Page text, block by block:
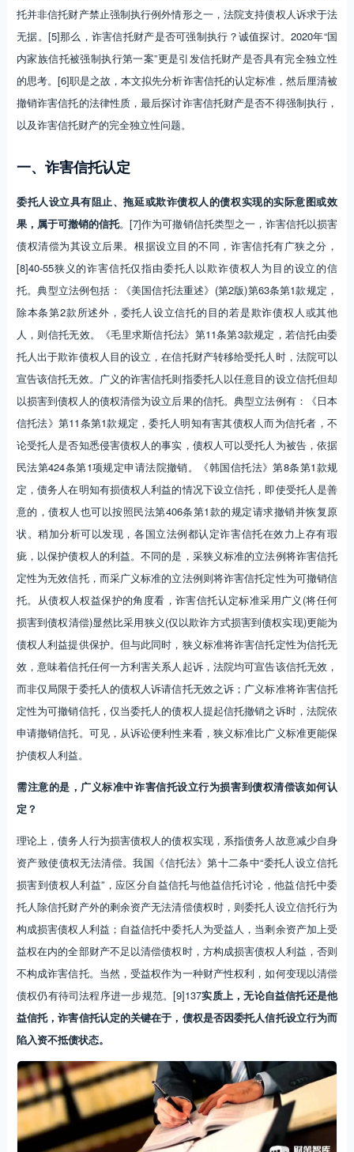
托并非信托财产禁止强制执行例外情形之一，法院支持债权人诉求于法
无据。[5]那么，诈害信托财产是否可强制执行？诚值探讨。2020年“国
内家族信托被强制执行第一案”更是引发信托财产是否具有完全独立性
的思考。[6]职是之故，本文拟先分析诈害信托的认定标准，然后厘清被
撤销诈害信托的法律性质，最后探讨诈害信托财产是否不得强制执行，
以及诈害信托财产的完全独立性问题。
一、诈害信托认定
委托人设立具有阻止、拖延或欺诈债权人的债权实现的实际意图或效
果，属于可撤销的信托。[7]作为可撤销信托类型之一，诈害信托以损害
债权清偿为其设立后果。根据设立目的不同，诈害信托有广狭之分，
[8]40-55狭义的诈害信托仅指由委托人以欺诈债权人为目的设立的信
托。典型立法例包括：《美国信托法重述》(第2版)第63条第1款规定，
除本条第2款所述外，委托人设立信托的目的若是欺诈债权人或其他
人，则信托无效。《毛里求斯信托法》第11条第3款规定，若信托由委
托人出于欺诈债权人目的设立，在信托财产转移给受托人时，法院可以
宣告该信托无效。广义的诈害信托则指委托人以任意目的设立信托但却
以损害到债权人的债权清偿为设立后果的信托。典型立法例有：《日本
信托法》第11条第1款规定，委托人明知有害其债权人而为信托者，不
论受托人是否知悉侵害债权人的事实，债权人可以受托人为被告，依据
民法第424条第1项规定申请法院撤销。《韩国信托法》第8条第1款规
定，债务人在明知有损债权人利益的情况下设立信托，即使受托人是善
意的，债权人也可以按照民法第406条第1款的规定请求撤销并恢复原
状。稍加分析可以发现，各国立法例都认定诈害信托在效力上存有瑕
疵，以保护债权人的利益。不同的是，采狭义标准的立法例将诈害信托
定性为无效信托，而采广义标准的立法例则将诈害信托定性为可撤销信
托。从债权人权益保护的角度看，诈害信托认定标准采用广义(将任何
损害到债权清偿)显然比采用狭义(仅以欺诈方式损害到债权实现)更能为
债权人利益提供保护。但与此同时，狭义标准将诈害信托定性为信托无
效，意味着信托任何一方利害关系人起诉，法院均可宣告该信托无效，
而非仅局限于委托人的债权人诉请信托无效之诉；广义标准将诈害信托
定性为可撤销信托，仅当委托人的债权人提起信托撤销之诉时，法院依
申请撤销信托。可见，从诉讼便利性来看，狭义标准比广义标准更能保
护债权人利益。
需注意的是，广义标准中诈害信托设立行为损害到债权清偿该如何认
定？
理论上，债务人行为损害债权人的债权实现，系指债务人故意减少自身
资产致使债权无法清偿。我国《信托法》第十二条中“委托人设立信托
损害到债权人利益”，应区分自益信托与他益信托讨论，他益信托中委
托人除信托财产外的剩余资产无法清偿债权时，则委托人设立信托行为
构成损害债权人利益；自益信托中委托人为受益人，当剩余资产加上受
益权在内的全部财产不足以清偿债权时，方构成损害债权人利益，否则
不构成诈害信托。当然，受益权作为一种财产性权利，如何变现以清偿
债权仍有待司法程序进一步规范。[9]137实质上，无论自益信托还是他
益信托，诈害信托认定的关键在于，债权是否因委托人信托设立行为而
陷入资不抵债状态。